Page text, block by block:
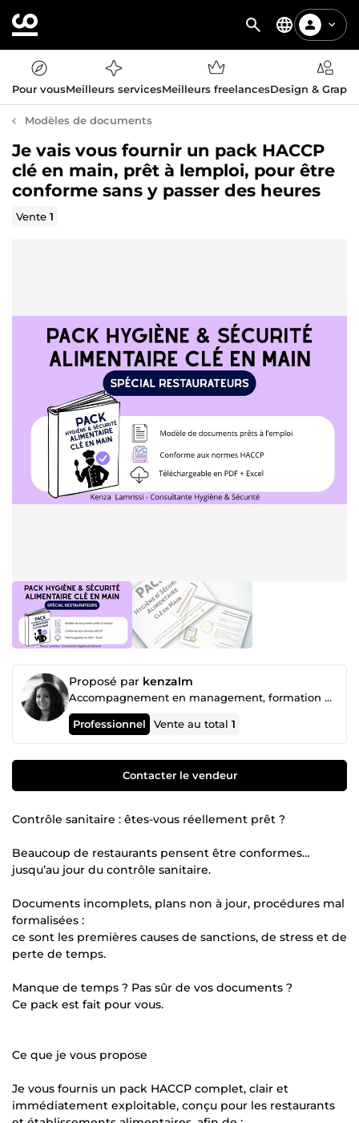
Pour vousMeilleurs servicesMeilleurs freelancesDesign &
Modèles de documents
Je vais vous fournir un pack HACCP
clé en main, prêt à lemploi, pour être
conforme sans y passer des heures
Vente1
Proposé par kenzalm
Accompagnement en management, formation & hygiène alimentaire
Professionnel Vente au total1
Contacter le vendeur
Contrôle sanitaire : êtes-vous réellement prêt ?
Beaucoup de restaurants pensent être conformes…
jusqu’au jour du contrôle sanitaire.
Documents incomplets, plans non à jour, procédures mal
formalisées :
ce sont les premières causes de sanctions, de stress et de
perte de temps.
Manque de temps ? Pas sûr de vos documents ?
Ce pack est fait pour vous.
Ce que je vous propose
Je vous fournis un pack HACCP complet, clair et
immédiatement exploitable, conçu pour les restaurants